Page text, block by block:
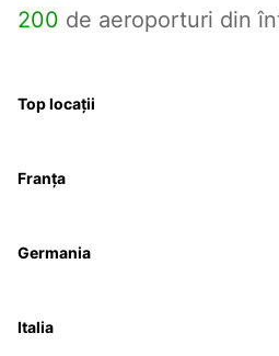
200 de aeroporturi din
Top locații
Franța
Germania
Italia